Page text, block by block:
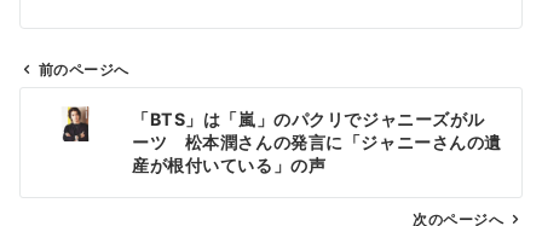
ビ
前のページへ
「BTS」は「嵐」のパクリでジャニーズがル
ーツ 松本潤さんの発言に「ジャニーさんの遺
産が根付いている」の声
次のページへ